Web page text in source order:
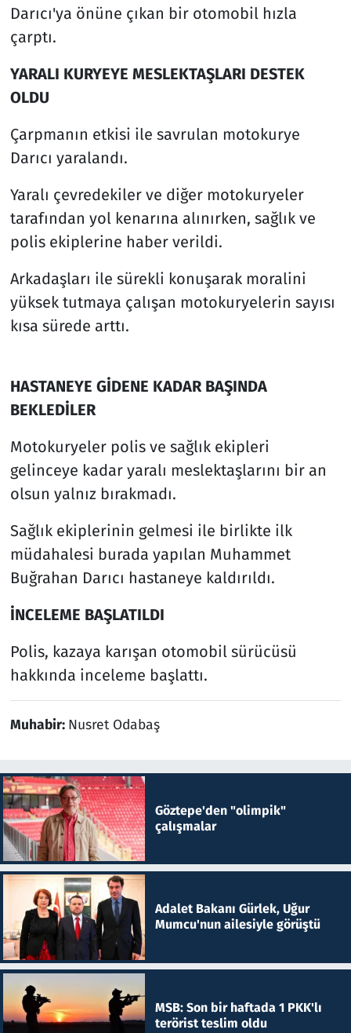
Darıcı'ya önüne çıkan bir otomobil hızla
çarptı.
YARALI KURYEYE MESLEKTAŞLARI DESTEK
OLDU
Çarpmanın etkisi ile savrulan motokurye
Darıcı yaralandı.
Yaralı çevredekiler ve diğer motokuryeler
tarafından yol kenarına alınırken, sağlık ve
polis ekiplerine haber verildi.
Arkadaşları ile sürekli konuşarak moralini
yüksek tutmaya çalışan motokuryelerin sayısı
kısa sürede arttı.
HASTANEYE GİDENE KADAR BAŞINDA
BEKLEDİLER
Motokuryeler polis ve sağlık ekipleri
gelinceye kadar yaralı meslektaşlarını bir an
olsun yalnız bırakmadı.
Sağlık ekiplerinin gelmesi ile birlikte ilk
müdahalesi burada yapılan Muhammet
Buğrahan Darıcı hastaneye kaldırıldı.
İNCELEME BAŞLATILDI
Polis, kazaya karışan otomobil sürücüsü
hakkında inceleme başlattı.
Muhabir: Nusret Odabaş
Göztepe'den "olimpik"
çalışmalar
Adalet Bakanı Gürlek, Uğur
Mumcu'nun ailesiyle görüştü
MSB: Son bir haftada 1 PKK'lı
terörist teslim oldu